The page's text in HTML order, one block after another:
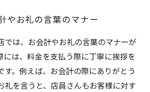
やお礼の言葉のマナー
では、お会計やお礼の言葉のマナーが
には、料金を支払う際に丁寧に挨拶を
す。例えば、お会計の際にありがとう
礼を言うと、店員さんもお客様に対す